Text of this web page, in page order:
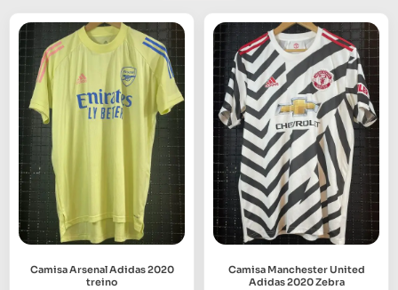
Camisa Arsenal Adidas 2020
treino
Camisa Manchester United
Adidas 2020 Zebra